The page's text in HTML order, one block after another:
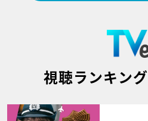
視聴ランキング